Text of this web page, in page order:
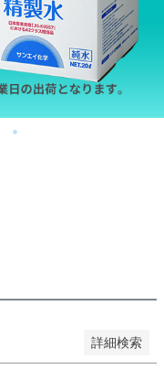
詳細検索